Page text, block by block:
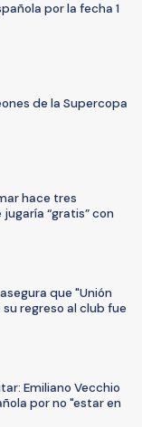
por la fecha 1
de la Supercopa
hace tres
“gratis” con
que "Unión
regreso al club fue
Emiliano Vecchio
por no "estar en